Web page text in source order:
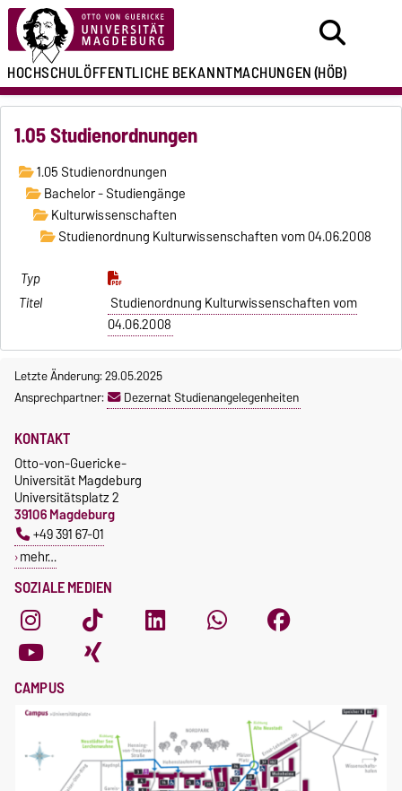
HOCHSCHULÖFFENTLICHEBEKANNTMACHUNGEN(HÖB)
1.05 Studienordnungen
1.05 Studienordnungen
Bachelor - Studiengänge
Kulturwissenschaften
Studienordnung Kulturwissenschaften vom 04.06.2008
Studienordnung Kulturwissenschaften vom
04.06.2008
Letzte Änderung: 29.05.2025
Ansprechpartner:
Dezernat Studienangelegenheiten
SOZIALE MEDIEN
KONTAKT
Otto-von-Guericke-
Universität Magdeburg
Universitätsplatz 2
39106 Magdeburg
+49 391 67-01
mehr…
CAMPUS